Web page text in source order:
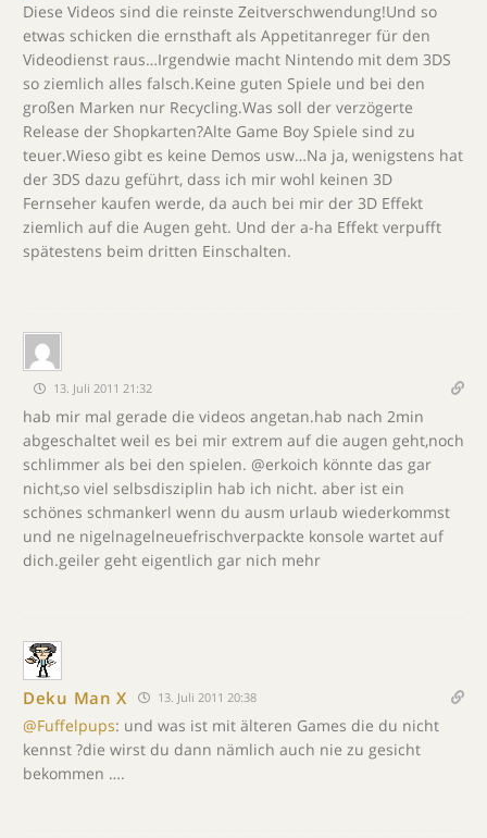
Diese Videos sind die reinste Zeitverschwendung!Und so
etwas schicken die ernsthaft als Appetitanreger für den
Videodienst raus…Irgendwie macht Nintendo mit dem 3DS
so ziemlich alles falsch.Keine guten Spiele und bei den
großen Marken nur Recycling.Was soll der verzögerte
Release der Shopkarten?Alte Game Boy Spiele sind zu
teuer.Wieso gibt es keine Demos usw…Na ja, wenigstens hat
der 3DS dazu geführt, dass ich mir wohl keinen 3D
Fernseher kaufen werde, da auch bei mir der 3D Effekt
ziemlich auf die Augen geht. Und der a-ha Effekt verpufft
spätestens beim dritten Einschalten.
13. Juli 2011 21:32
hab mir mal gerade die videos angetan.hab nach 2min
abgeschaltet weil es bei mir extrem auf die augen geht,noch
schlimmer als bei den spielen. @erkoich könnte das gar
nicht,so viel selbsdisziplin hab ich nicht. aber ist ein
schönes schmankerl wenn du ausm urlaub wiederkommst
und ne nigelnagelneuefrischverpackte konsole wartet auf
dich.geiler geht eigentlich gar nich mehr
Deku Man X 13. Juli 2011 20:38
@Fuffelpups: und was ist mit älteren Games die du nicht
kennst ?die wirst du dann nämlich auch nie zu gesicht
bekommen ….